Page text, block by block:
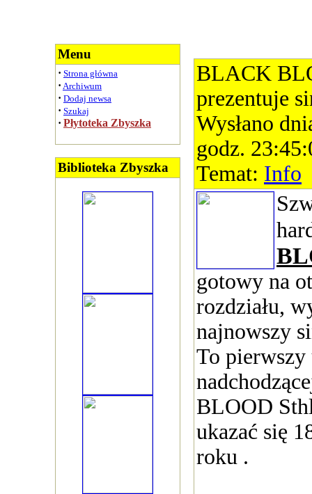
Menu
· Strona główna
· Archiwum
· Dodaj newsa
· Szukaj
· Płytoteka Zbyszka
Biblioteka Zbyszka
BLACK
prezentuje
Wysłano
godz.
Temat: Info
gotowy na
rozdziału,
najnowszy
To
BLOOD
ukazać się
roku .